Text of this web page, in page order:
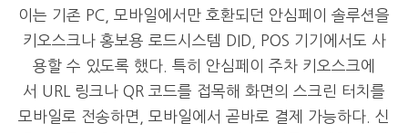
이는 기존 PC,
모바일에서만 호환되던 안심페이 솔루션을
키오스크나 홍보용 로드시스템 DID, POS 기기에서도 사
용할 수 있도록 했다 특히 안심페이 주차 키오스크에
서 URL 링크나 QR 코드를 접목해 화면의 스크린 터치를
모바일로 전송하면
모바일에서 곧바로 결제 가능하다 신